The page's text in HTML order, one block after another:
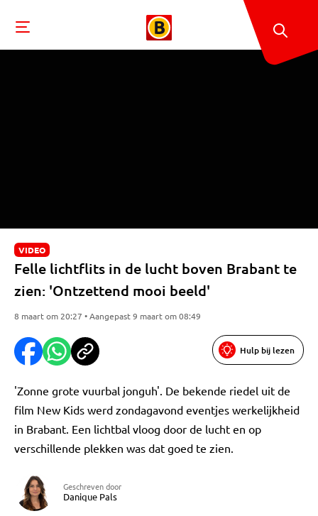
VIDEO
Felle lichtflits in de lucht boven Brabant te
zien: 'Ontzettend mooi beeld'
8 maart om 20:27 • Aangepast 9 maart om 08:49
Hulp bij lezen
'Zonne grote vuurbal jonguh'. De bekende riedel uit de
film New Kids werd zondagavond eventjes werkelijkheid
in Brabant. Een lichtbal vloog door de lucht en op
verschillende plekken was dat goed te zien.
Geschreven door
Danique Pals